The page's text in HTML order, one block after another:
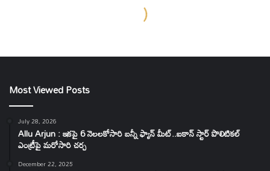
Most Viewed Posts
July 28, 2026
Allu Arjun : ఇకపై 6 నెలలకోసారి బన్నీ ఫ్యాన్ మీట్..ఐకాన్ స్టార్ పొలిటికల్
ఎంట్రీపై మరోసారి చర్చ
December 22, 2025